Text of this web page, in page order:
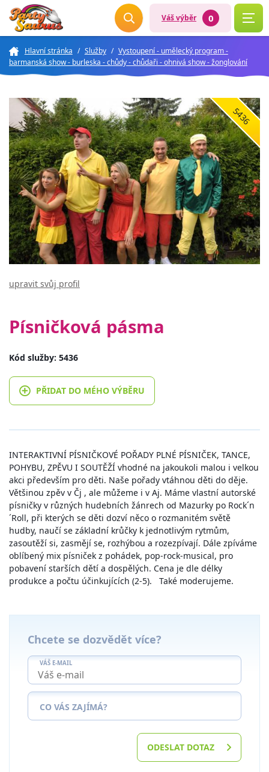
Váš výběr 0
Hlavní stránka / Služby / Vystoupení - umělecký program -
barmanská show - burleska - chůdy - chůdaři - ohnivá show - žonglování
5436
upravit svůj profil
Písničková pásma
Kód služby: 5436
PŘIDAT DO MÉHO VÝBĚRU
INTERAKTIVNÍ PÍSNIČKOVÉ POŘADY PLNÉ PÍSNIČEK, TANCE,
POHYBU, ZPĚVU I SOUTĚŽÍ vhodné na jakoukoli malou i velkou
akci především pro děti. Naše pořady vtáhnou děti do děje.
Většinou zpěv v Čj , ale můžeme i v Aj. Máme vlastní autorské
písničky v různých hudebních žánrech od Mazurky po Rock´n
´Roll, při kterých se děti dozví něco o rozmanitém světě
hudby, naučí se základní krůčky k jednotlivým rytmům,
zasoutěží si, zasmějí se, rozhýbou a rozezpívají. Dále zpíváme
oblíbený mix písniček z pohádek, pop-rock-musical, pro
pobavení starších dětí a dospělých. Cena je dle délky
produkce a počtu účinkujících (2-5). Také moderujeme.
Chcete se dozvědět více?
VÁŠ E-MAIL
CO VÁS ZAJÍMÁ?
ODESLAT DOTAZ